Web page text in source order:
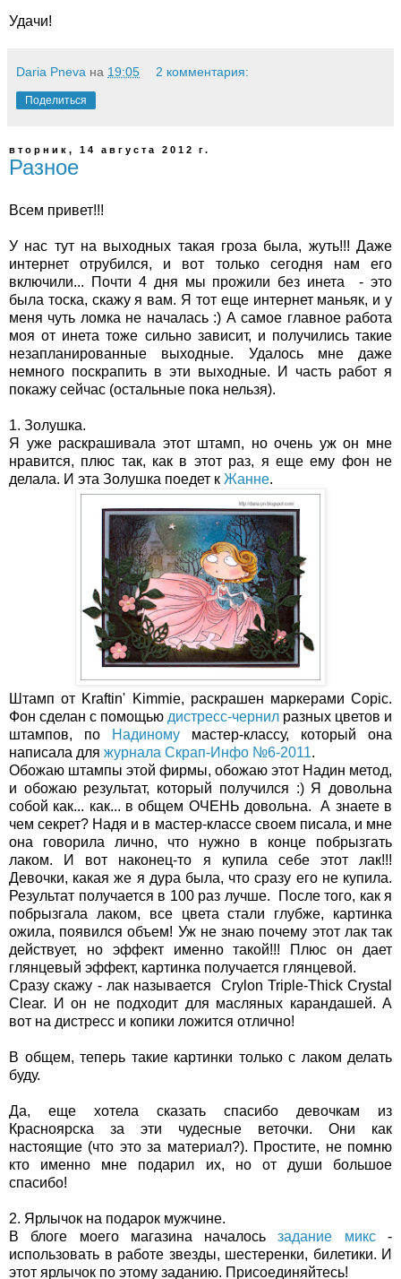
Удачи!
Daria Pneva на 19:05 2 комментария:
Поделиться
вторник, 14 августа 2012 г.
Разное
Всем привет!!!
У нас тут на выходных такая гроза была, жуть!!! Даже
интернет отрубился, и вот только сегодня нам его
включили... Почти 4 дня мы прожили без инета - это
была тоска, скажу я вам. Я тот еще интернет маньяк, и у
меня чуть ломка не началась :) А самое главное работа
моя от инета тоже сильно зависит, и получились такие
незапланированные выходные. Удалось мне даже
немного поскрапить в эти выходные. И часть работ я
покажу сейчас (остальные пока нельзя).
1. Золушка.
Я уже раскрашивала этот штамп, но очень уж он мне
нравится, плюс так, как в этот раз, я еще ему фон не
делала. И эта Золушка поедет к Жанне.
Штамп от Kraftin' Kimmie, раскрашен маркерами Copic.
Фон сделан с помощью дистресс-чернил разных цветов и
штампов, по
Надиному мастер-классу, который она
написала для журнала Скрап-Инфо №6-2011.
Обожаю штампы этой фирмы, обожаю этот Надин метод,
и обожаю результат, который получился :) Я довольна
собой как... как... в общем ОЧЕНЬ довольна. А знаете в
чем секрет? Надя и в мастер-классе своем писала, и мне
она говорила лично, что нужно в конце побрызгать
лаком. И вот наконец-то я купила себе этот лак!!!
Девочки, какая же я дура была, что сразу его не купила.
Результат получается в 100 раз лучше. После того, как я
побрызгала лаком, все цвета стали глубже, картинка
ожила, появился объем! Уж не знаю почему этот лак так
действует, но эффект именно такой!!! Плюс он дает
глянцевый эффект, картинка получается глянцевой.
Сразу скажу - лак называется Crylon Triple-Thick Crystal
Clear. И он не подходит для масляных карандашей. А
вот на дистресс и копики ложится отлично!
В общем, теперь такие картинки только с лаком делать
буду.
Да, еще хотела сказать спасибо девочкам из
Красноярска за эти чудесные веточки. Они как
настоящие (что это за материал?). Простите, не помню
кто именно мне подарил их, но от души большое
спасибо!
2. Ярлычок на подарок мужчине.
В блоге моего магазина началосьзадание микс-
использовать в работе звезды, шестеренки, билетики. И
этот ярлычок по этому заданию. Присоединяйтесь!